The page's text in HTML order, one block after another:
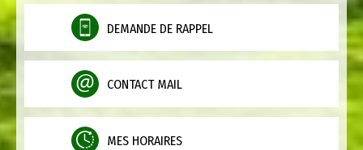
DEMANDE DE RAPPEL
CONTACT MAIL
MES HORAIRES